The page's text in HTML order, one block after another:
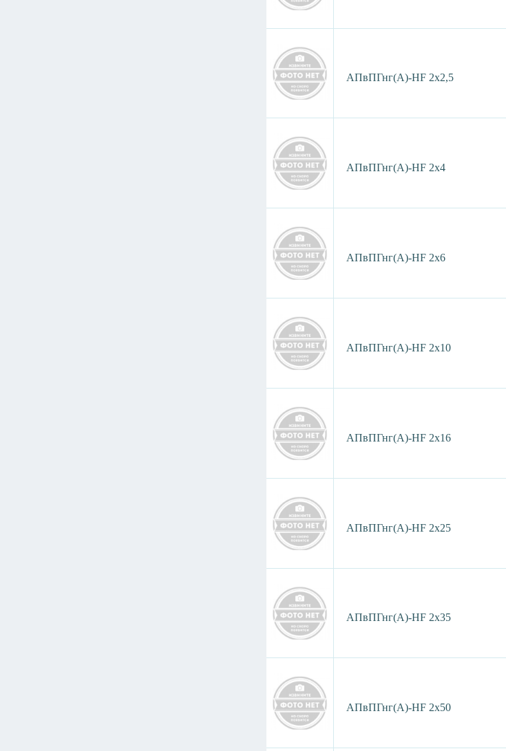
АПвПГнг(А)-HF 2х2,5
АПвПГнг(А)-HF 2х4
АПвПГнг(А)-HF 2х6
АПвПГнг(А)-HF 2х10
АПвПГнг(А)-HF 2х16
АПвПГнг(А)-HF 2х25
АПвПГнг(А)-HF 2х35
АПвПГнг(А)-HF 2х50